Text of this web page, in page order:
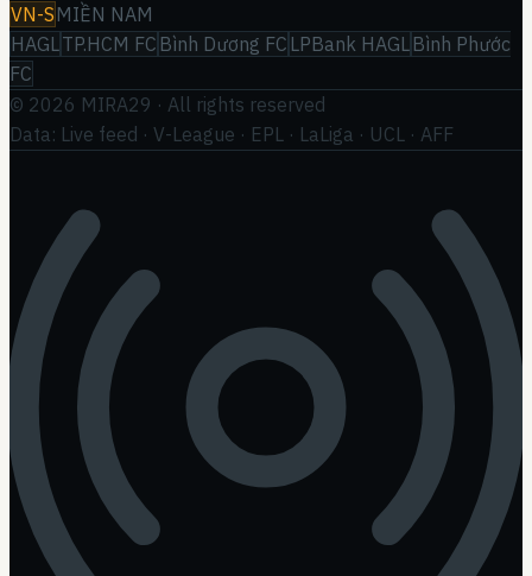
VN-SMIỀN NAM
HAGL TP.HCM FC Bình Dương FC LPBank HAGL Bình Phước
FC
© 2026 MIRA29 · All rights reserved
Data: Live feed · V-League · EPL · LaLiga · UCL · AFF